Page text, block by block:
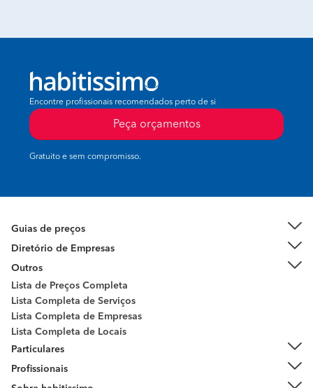
Encontre profissionais recomendados perto de si
Peça orçamentos
Gratuito e sem compromisso.
Guias de preços
Diretório de Empresas
Outros
Lista de Preços Completa
Lista Completa de Serviços
Lista Completa de Empresas
Lista Completa de Locais
Particulares
Profissionais